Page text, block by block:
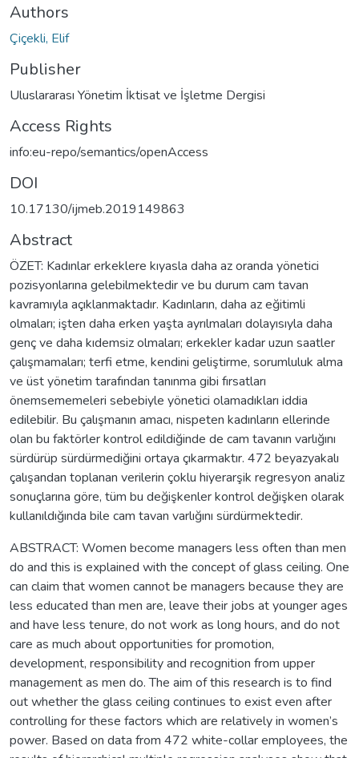
Authors
Çiçekli, Elif
Publisher
Uluslararası Yönetim İktisat ve İşletme Dergisi
Access Rights
info:eu-repo/semantics/openAccess
DOI
10.17130/ijmeb.2019149863
Abstract
ÖZET: Kadınlar erkeklere kıyasla daha az oranda yönetici
pozisyonlarına gelebilmektedir ve bu durum cam tavan
kavramıyla açıklanmaktadır. Kadınların, daha az eğitimli
olmaları; işten daha erken yaşta ayrılmaları dolayısıyla daha
genç ve daha kıdemsiz olmaları; erkekler kadar uzun saatler
çalışmamaları; terfi etme, kendini geliştirme, sorumluluk alma
ve üst yönetim tarafından tanınma gibi fırsatları
önemsememeleri sebebiyle yönetici olamadıkları iddia
edilebilir. Bu çalışmanın amacı, nispeten kadınların ellerinde
olan bu faktörler kontrol edildiğinde de cam tavanın varlığını
sürdürüp sürdürmediğini ortaya çıkarmaktır. 472 beyazyakalı
çalışandan toplanan verilerin çoklu hiyerarşik regresyon analiz
sonuçlarına göre, tüm bu değişkenler kontrol değişken olarak
kullanıldığında bile cam tavan varlığını sürdürmektedir.
ABSTRACT: Women become managers less often than men
do and this is explained with the concept of glass ceiling. One
can claim that women cannot be managers because they are
less educated than men are, leave their jobs at younger ages
and have less tenure, do not work as long hours, and do not
care as much about opportunities for promotion,
development, responsibility and recognition from upper
management as men do. The aim of this research is to find
out whether the glass ceiling continues to exist even after
controlling for these factors which are relatively in women’s
power. Based on data from 472 white-collar employees, the